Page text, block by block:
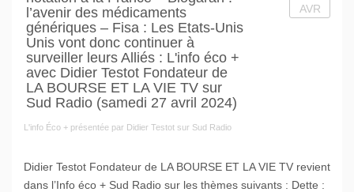
l’avenir des médicaments
génériques – Fisa : Les Etats-Unis
Unis vont donc continuer à
surveiller leurs Alliés : L'info éco +
avec Didier Testot Fondateur de
LA BOURSE ET LA VIE TV sur
Sud Radio (samedi 27 avril 2024)
L'info Éco + présentée par Didier Testot sur Sud Radio
AVR
Didier Testot Fondateur de LA BOURSE ET LA VIE TV revient
dans l’Info éco + Sud Radio sur les thèmes suivants : Dette :